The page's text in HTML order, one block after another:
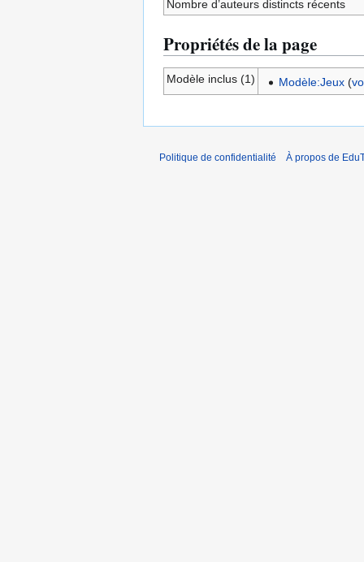
Nombre d’auteurs distincts récents
Propriétés de la page
Modèle inclus (1) Modèle:Jeux (
Politique de confidentialité À propos de